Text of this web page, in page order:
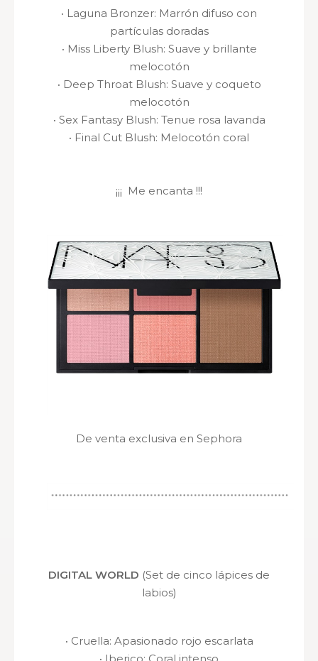
· Laguna Bronzer: Marrón difuso con
partículas doradas
· Miss Liberty Blush: Suave y brillante
melocotón
· Deep Throat Blush: Suave y coqueto
melocotón
· Sex Fantasy Blush: Tenue rosa lavanda
· Final Cut Blush: Melocotón coral
¡¡¡ Me encanta !!!
De venta exclusiva en Sephora
DIGITAL WORLD (Set de cinco lápices de
labios)
· Cruella: Apasionado rojo escarlata